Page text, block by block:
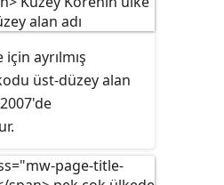
sürdürülmesi veya
ile ilgilenirler.
belirli
hasta
yöntemlerine
bireylere, ailelere
ve kapsamlı
ayrılmış
üst-düzey alan